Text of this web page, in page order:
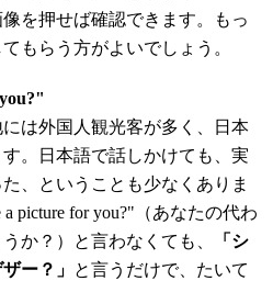
を押せば確認できます。もっ
もらう方がよいでしょう。
は外国人観光客が多く、日本
。日本語で話しかけても、実
、ということも少なくありま
picture for you?"（あなたの代わ
か？）と言わなくても、
「シ
ー？」 と言うだけで、たいて